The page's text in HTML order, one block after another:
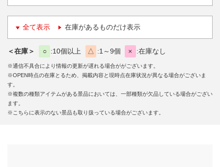
全て表示 在庫があるものだけ表示
＜在庫＞ ○ 10個以上 △ 1～9個 × 在庫なし
※通信不具合により情報の更新が遅れる場合ががございます。
※OPEN時点の在庫とるため、掲載内容と現時点在庫状況が異なる場合がございま
す。
※複数の種類アイテムがある景品においては、一部種類が欠品している場合がござい
ます。
※こちらに表示のない景品も取り扱っている場合がございます。